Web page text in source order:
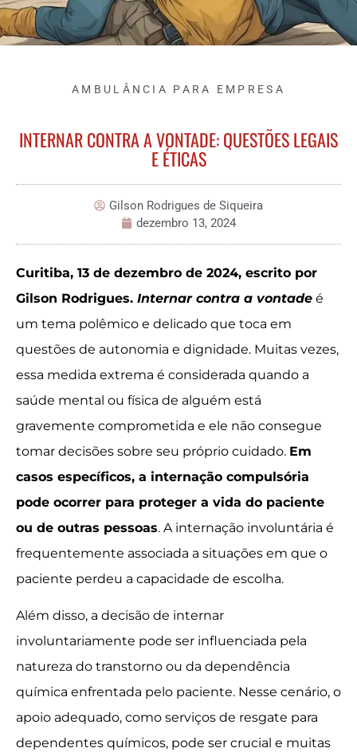
AMBULÂNCIA PARA EMPRESA
INTERNAR CONTRA A VONTADE: QUESTÕES LEGAIS
E ÉTICAS
Gilson Rodrigues de Siqueira
dezembro 13, 2024
Curitiba, 13 de dezembro de 2024, escrito por
Gilson Rodrigues. Internar contra a vontade é
um tema polêmico e delicado que toca em
questões de autonomia e dignidade. Muitas vezes,
essa medida extrema é considerada quando a
saúde mental ou física de alguém está
gravemente comprometida e ele não consegue
tomar decisões sobre seu próprio cuidado. Em
casos específicos, a internação compulsória
pode ocorrer para proteger a vida do paciente
ou de outras pessoas. A internação involuntária é
frequentemente associada a situações em que o
paciente perdeu a capacidade de escolha.
Além disso, a decisão de internar
involuntariamente pode ser influenciada pela
natureza do transtorno ou da dependência
química enfrentada pelo paciente. Nesse cenário, o
apoio adequado, como serviços de resgate para
dependentes químicos, pode ser crucial e muitas